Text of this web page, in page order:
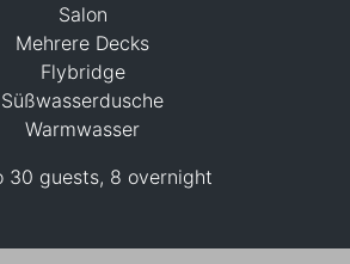
Salon
Mehrere Decks
Flybridge
Süßwasserdusche
Warmwasser
30 guests, 8 overnight